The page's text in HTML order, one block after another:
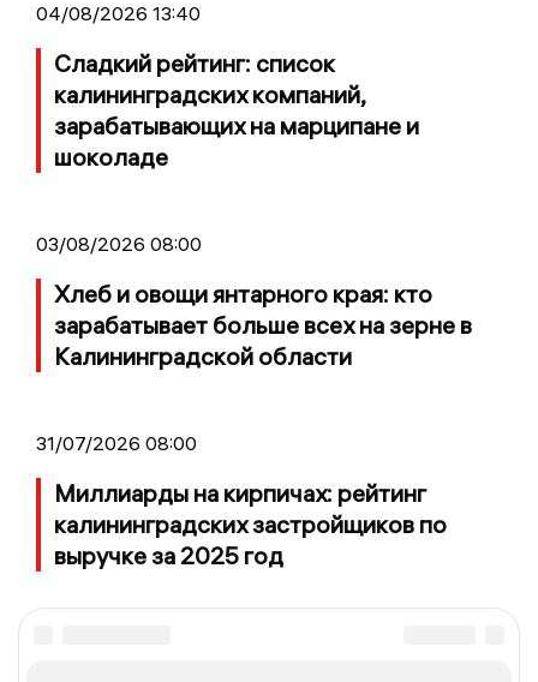
04/08/2026 13:40
Сладкий рейтинг: список
калининградских компаний,
зарабатывающих на марципане и
шоколаде
03/08/2026 08:00
Хлеб и овощи янтарного края: кто
зарабатывает больше всех на зерне в
Калининградской области
31/07/2026 08:00
Миллиарды на кирпичах: рейтинг
калининградских застройщиков по
выручке за 2025 год